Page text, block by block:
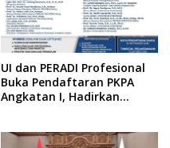
UI dan PERADI Profesional
Buka Pendaftaran PKPA
Angkatan I, Hadirkan